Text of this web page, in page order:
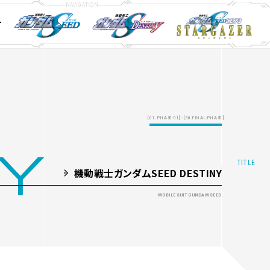
機動戦士ガンダムSEED DESTINY
[01. PHASE-01] - [50.FINAL-PHASE]